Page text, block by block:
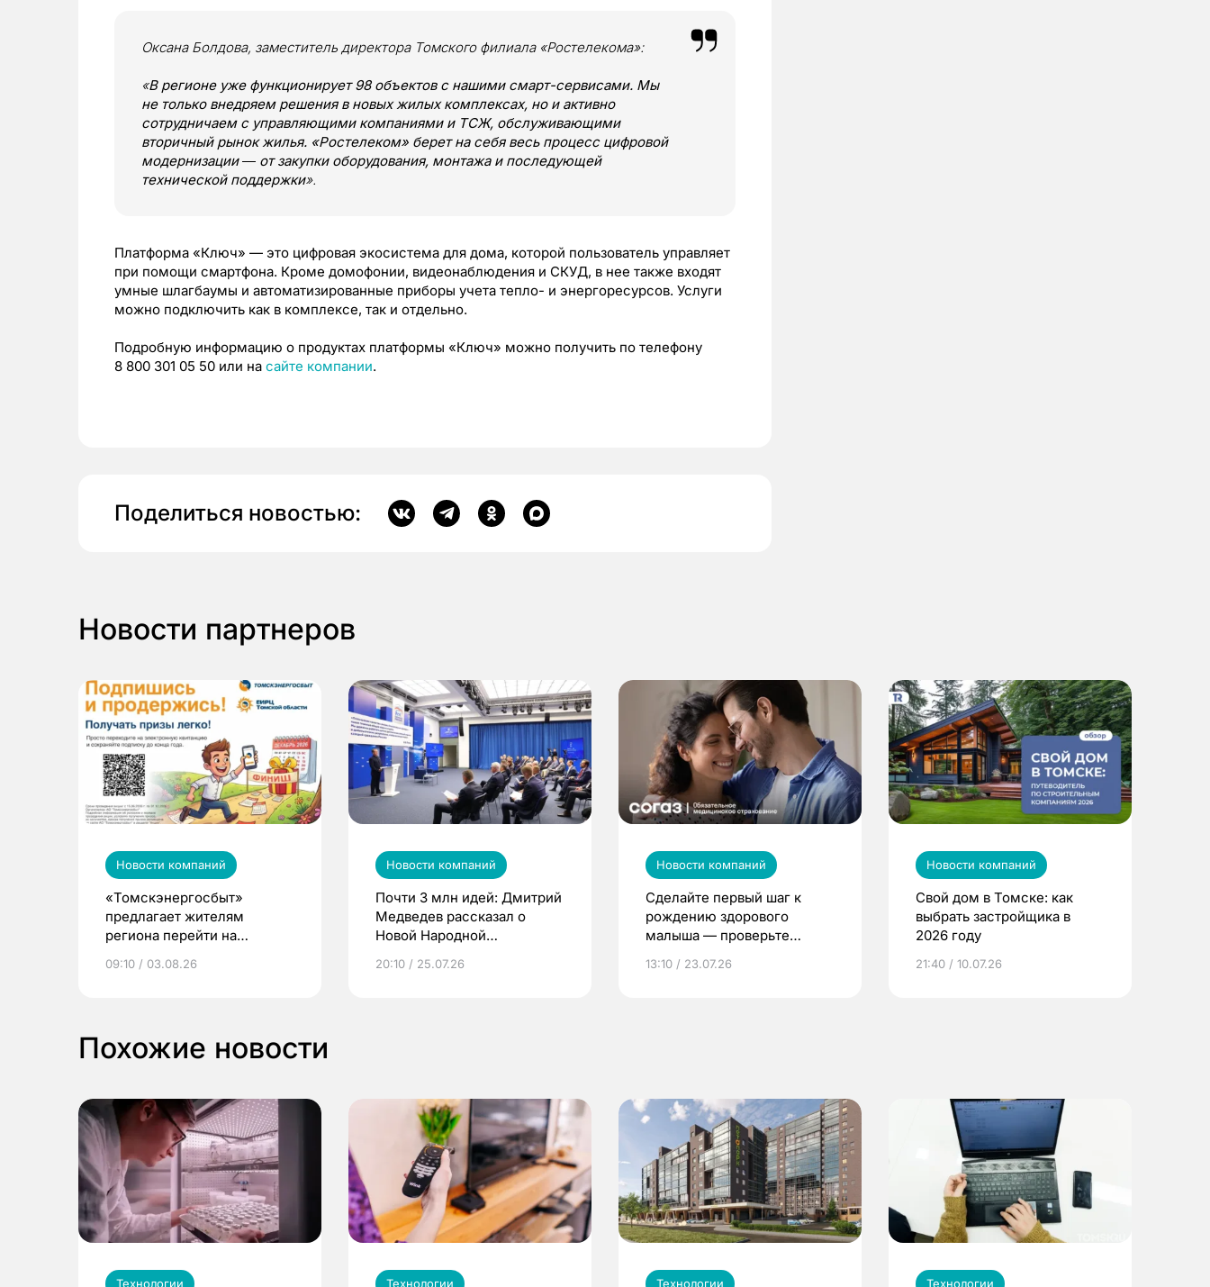
Оксана Болдова, заместитель директора Томского филиала «Ростелекома»:
«В регионе уже функционирует 98 объектов с нашими смарт-сервисами. Мы
не только внедряем решения в новых жилых комплексах, но и активно
сотрудничаем с управляющими компаниями и ТСЖ, обслуживающими
вторичный рынок жилья. «Ростелеком» берет на себя весь процесс цифровой
модернизации ― от закупки оборудования, монтажа и последующей
технической поддержки».
Платформа «Ключ» — это цифровая экосистема для дома, которой пользователь управляет
при помощи смартфона. Кроме домофонии, видеонаблюдения и СКУД, в нее также входят
умные шлагбаумы и автоматизированные приборы учета тепло- и энергоресурсов. Услуги
можно подключить как в комплексе, так и отдельно.
Подробную информацию о продуктах платформы «Ключ» можно получить по телефону
8 800 301 05 50 или на сайте компании.
Поделиться новостью:
Новости партнеров
Новости компаний
«Томскэнергосбыт»
предлагает жителям
региона перейти на
выиграть призы
09:10 / 03.08.26
Новости компаний
Почти 3 млн идей: Дмитрий
Медведев рассказал о
Новой Народной
20:10 / 25.07.26
Новости компаний
Сделайте первый шаг к
рождению здорового
малыша — проверьте
по ОМС!
13:10 / 23.07.26
Новости компаний
Свой дом в Томске: как
выбрать застройщика в
2026 году
21:40 / 10.07.26
Похожие новости
Технологии Технологии Технологии Технологии